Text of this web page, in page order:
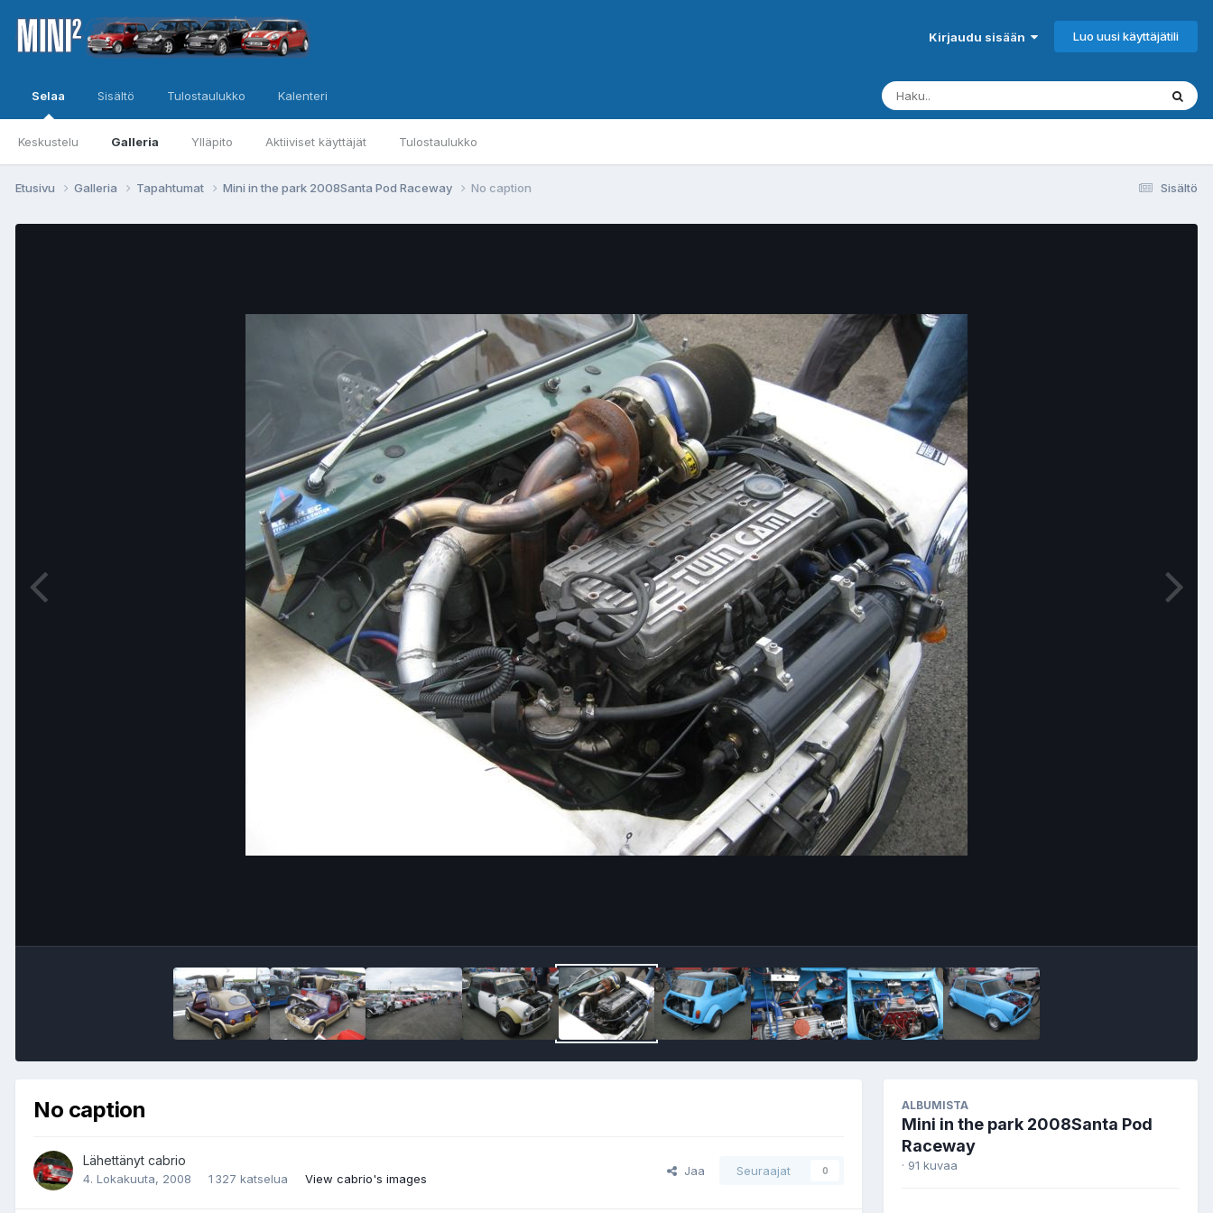
Kirjaudu sisään Luo uusi käyttäjätili
Selaa
Keskustelu Galleria Ylläpito Aktiiviset käyttäjät Tulostaulukko
Sisältö Tulostaulukko Kalenteri
Sisältö
Etusivu Galleria Tapahtumat Mini in the park 2008Santa Pod Raceway No caption
No caption
Lähettänyt cabrio
4. Lokakuuta, 2008 1 327 katselua View cabrio's images
Jaa Seuraajat 0
ALBUMISTA
Mini in the park 2008Santa Pod
Raceway
· 91 kuvaa